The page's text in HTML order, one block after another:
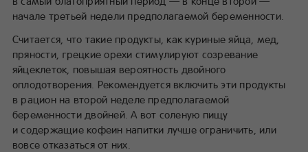
начале третьей недели предполагаемой беременности.
Считается, что такие продукты, как куриные яйца, мед,
пряности, грецкие орехи стимулируют созревание
яйцеклеток, повышая вероятность двойного
оплодотворения. Рекомендуется включить эти продукты
в рацион на второй неделе предполагаемой
беременности двойней. А вот соленую пищу
и содержащие кофеин напитки лучше ограничить, или
вовсе отказаться от них.